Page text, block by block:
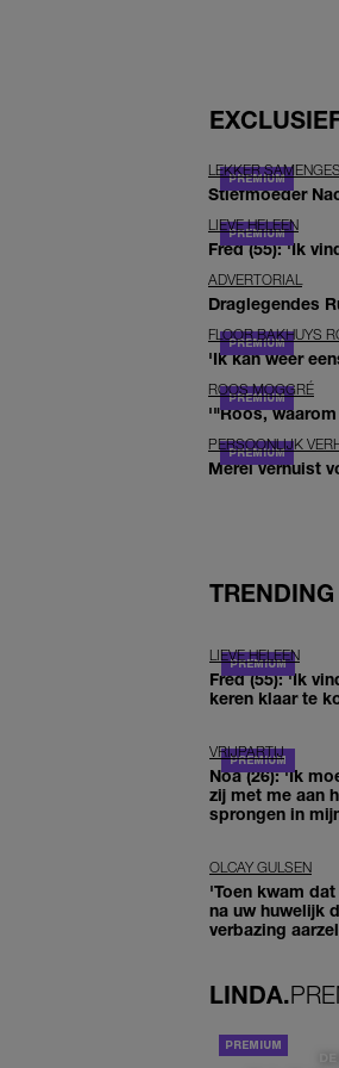
LEKKER
Stiefmoeder
LIEVE HELEEN
Fred (55): 'Ik
ADVERTORIAL
Draglegendes
FLOOR BAKHUYS
'Ik kan weer
ROOS MOGGRÉ
'"Roos,
PERSOONLIJK
Merel verhuist
TRENDING
LIEVE HELEEN
Fred (55): 'Ik
keren klaar te
VRIJPARTIJ
Noa (26): 'Ik
zij met me aan
sprongen in
OLCAY GULSEN
'Toen kwam
na uw huwelijk
verbazing
LINDA.